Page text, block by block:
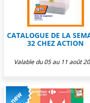
CATALOGUE DE LA
32 CHEZ ACTION
Valable du 05 au 11 août